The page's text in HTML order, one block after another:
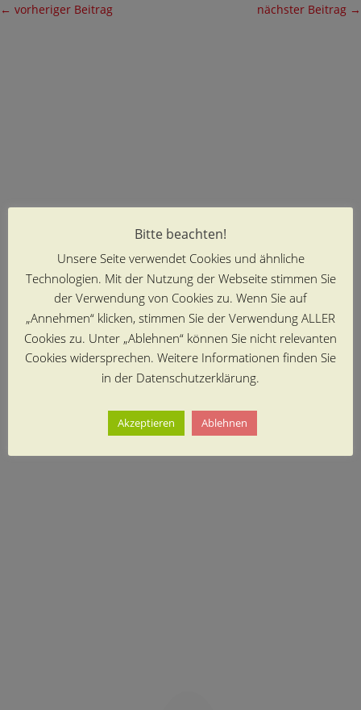
← vorheriger Beitrag nächster Beitrag →
Bitte beachten!
Unsere Seite verwendet Cookies und ähnliche
Technologien. Mit der Nutzung der Webseite stimmen Sie
der Verwendung von Cookies zu. Wenn Sie auf
„Annehmen“ klicken, stimmen Sie der Verwendung ALLER
Cookies zu. Unter „Ablehnen“ können Sie nicht relevanten
Cookies widersprechen. Weitere Informationen finden Sie
in der Datenschutzerklärung.
Akzeptieren Ablehnen